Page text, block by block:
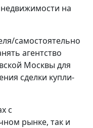
недвижимости на
самостоятельно
агентство
Москвы для
сделки купли-
с
рынке, так и